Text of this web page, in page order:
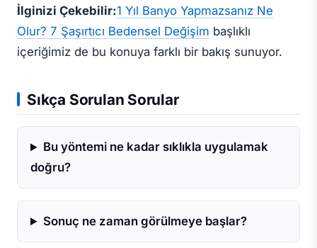
İlginizi Çekebilir:1 Yıl Banyo Yapmazsanız Ne
Olur? 7 Şaşırtıcı Bedensel Değişim başlıklı
içeriğimiz de bu konuya farklı bir bakış sunuyor.
Sıkça Sorulan Sorular
Bu yöntemi ne kadar sıklıkla uygulamak
doğru?
Sonuç ne zaman görülmeye başlar?